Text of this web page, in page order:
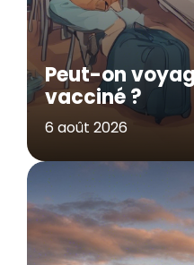
Peut-on
vacciné ?
6 août 2026